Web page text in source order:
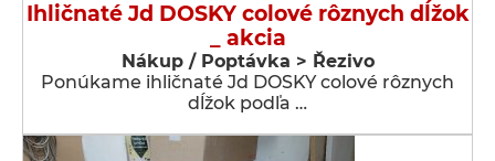
Ihličnaté Jd DOSKY colové rôznych dĺžok
_ akcia
Nákup / Poptávka > Řezivo
Ponúkame ihličnaté Jd DOSKY colové rôznych
dĺžok podľa …